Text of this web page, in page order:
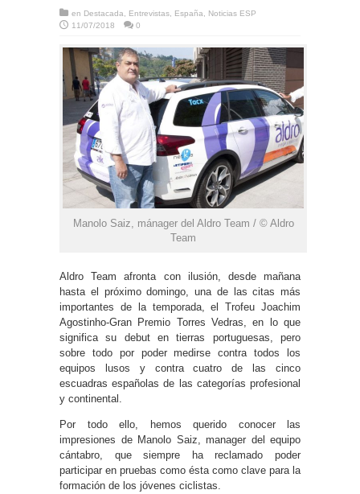
en Destacada Entrevistas España
Noticias ESP
11/07/2018
0
Manolo Saiz, mánager del Aldro Team / © Aldro
Team
Aldro Team afronta con ilusión, desde mañana
hasta el próximo domingo, una de las citas más
importantes de la temporada, el Trofeu Joachim
Agostinho-Gran Premio Torres Vedras, en lo que
significa su debut en tierras portuguesas, pero
sobre todo por poder medirse contra todos los
equipos lusos y contra cuatro de las cinco
escuadras españolas de las categorías profesional
y continental.
Por todo ello, hemos querido conocer las
impresiones de Manolo Saiz, manager del equipo
cántabro, que siempre ha reclamado poder
participar en pruebas como ésta como clave para la
formación de los jóvenes ciclistas.